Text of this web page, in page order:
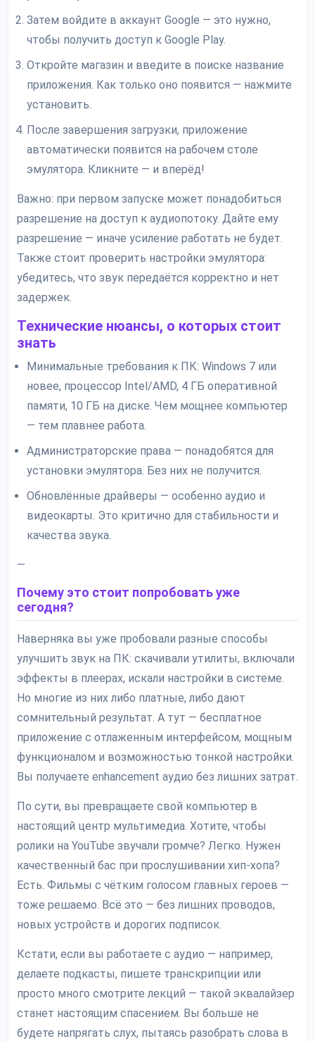
Затем войдите в аккаунт Google — это нужно,
чтобы получить доступ к Google Play.
Откройте магазин и введите в поиске название
приложения. Как только оно появится — нажмите
установить.
После завершения загрузки, приложение
автоматически появится на рабочем столе
эмулятора. Кликните — и вперёд!
Важно: при первом запуске может понадобиться
разрешение на доступ к аудиопотоку. Дайте ему
разрешение — иначе усиление работать не будет.
Также стоит проверить настройки эмулятора:
убедитесь, что звук передаётся корректно и нет
задержек.
Технические нюансы, о которых стоит
знать
Минимальные требования к ПК: Windows 7 или
новее, процессор Intel/AMD, 4 ГБ оперативной
памяти, 10 ГБ на диске. Чем мощнее компьютер
— тем плавнее работа.
Администраторские права — понадобятся для
установки эмулятора. Без них не получится.
Обновлённые драйверы — особенно аудио и
видеокарты. Это критично для стабильности и
качества звука.
—
Почему это стоит попробовать уже
сегодня?
Наверняка вы уже пробовали разные способы
улучшить звук на ПК: скачивали утилиты, включали
эффекты в плеерах, искали настройки в системе.
Но многие из них либо платные, либо дают
сомнительный результат. А тут — бесплатное
приложение с отлаженным интерфейсом, мощным
функционалом и возможностью тонкой настройки.
Вы получаете enhancement аудио без лишних затрат.
По сути, вы превращаете свой компьютер в
настоящий центр мультимедиа. Хотите, чтобы
ролики на YouTube звучали громче? Легко. Нужен
качественный бас при прослушивании хип-хопа?
Есть. Фильмы с чётким голосом главных героев —
тоже решаемо. Всё это — без лишних проводов,
новых устройств и дорогих подписок.
Кстати, если вы работаете с аудио — например,
делаете подкасты, пишете транскрипции или
просто много смотрите лекций — такой эквалайзер
станет настоящим спасением. Вы больше не
будете напрягать слух, пытаясь разобрать слова в